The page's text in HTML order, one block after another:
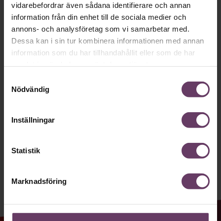
vidarebefordrar även sådana identifierare och annan
information från din enhet till de sociala medier och
annons- och analysföretag som vi samarbetar med.
Dessa kan i sin tur kombinera informationen med annan
information som du har tillhandahållit eller som de har
Nödvändig
Inställningar
Statistik
Marknadsföring
Håll dig uppdaterad med våra
nyhetsbrev!
Våra populära nyhetsbrev samlar varje
vecka det bästa från Chef och
Chefakademin. Ledarskapsnytta och
inspiration för dig som är chef, ledare
prenumerera idag! Det är helt kostnadsfritt.